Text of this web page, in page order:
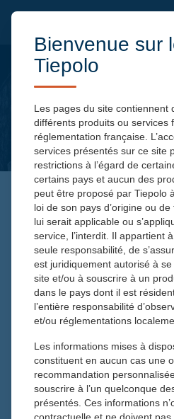
TOUTES LES
Toutes les rubriques
Bienvenue sur
Tiepolo
Les pages du site contiennent
différents produits ou services
réglementation française.
services présentés sur ce site
restrictions à l’égard de
certains pays et aucun des
peut être proposé par Tiepolo
loi de son pays d’origine ou
lui serait applicable ou
service, l’interdit. Il appartient
seule responsabilité, de
est juridiquement autorisé à
site et/ou à souscrire à un
dans le pays dont il est
l’entière responsabilité
et/ou réglementations
Les informations mises à
constituent en aucun cas une
recommandation
souscrire à l’un quelconque
présentés. Ces informations